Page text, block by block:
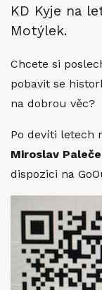
KD Kyje na
Motýlek.
Chcete si
pobavit se
na dobrou věc?
Po devíti letech
Miroslav
dispozici na